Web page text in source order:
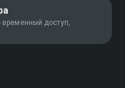
временный доступ,